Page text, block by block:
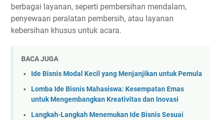
berbagai layanan, seperti pembersihan mendalam,
penyewaan peralatan pembersih, atau layanan
kebersihan khusus untuk acara.
BACA JUGA
Ide Bisnis Modal Kecil yang Menjanjikan untuk Pemula
Lomba Ide Bisnis Mahasiswa: Kesempatan Emas
untuk Mengembangkan Kreativitas dan Inovasi
Langkah-Langkah Menemukan Ide Bisnis Sesuai